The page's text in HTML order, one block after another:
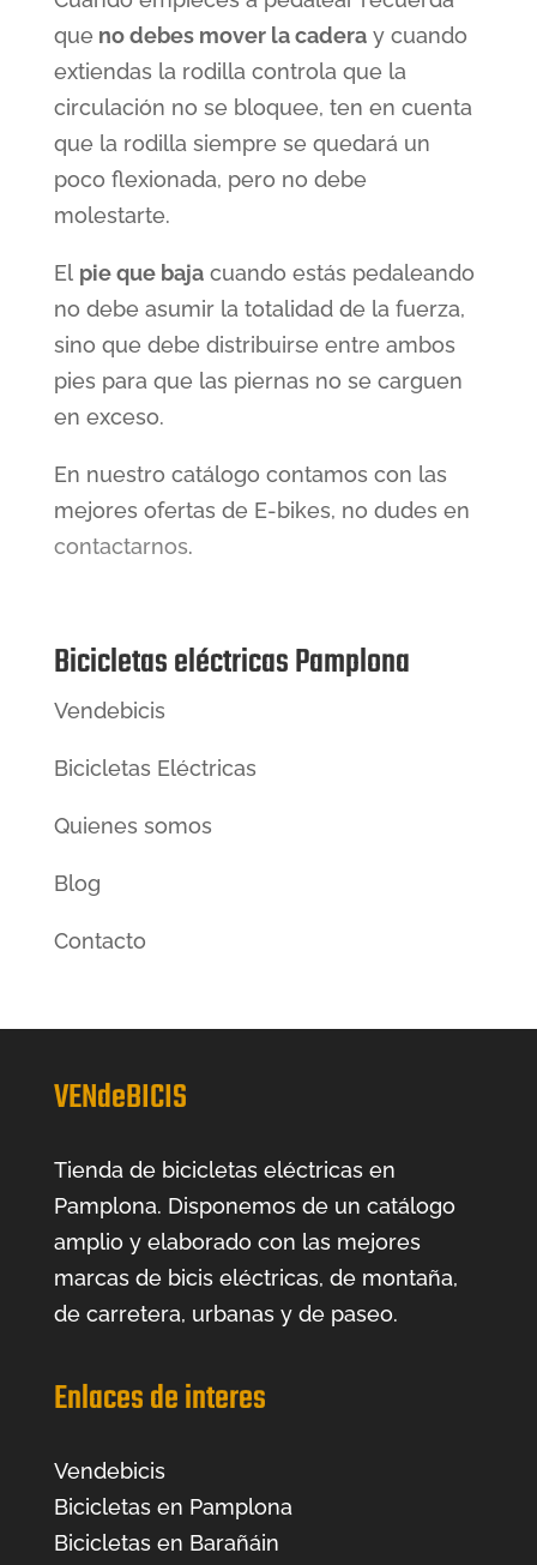
que no debes mover la caderay cuando
extiendas la rodilla controla que la
circulación no se bloquee, ten en cuenta
que la rodilla siempre se quedará un
poco flexionada, pero no debe
molestarte.
El pie que bajacuando estás pedaleando
no debe asumir la totalidad de la fuerza,
sino que debe distribuirse entre ambos
pies para que las piernas no se carguen
en exceso.
En nuestro catálogo contamos con las
mejores ofertas de E-bikes, no dudes en
contactarnos.
Bicicletas eléctricas Pamplona
Vendebicis
Bicicletas Eléctricas
Quienes somos
Blog
Contacto
VENdeBICIS
Tienda de bicicletas eléctricas en
Pamplona. Disponemos de un catálogo
amplio y elaborado con las mejores
marcas de bicis eléctricas, de montaña,
de carretera, urbanas y de paseo.
Enlaces de interes
Vendebicis
Bicicletas en Pamplona
Bicicletas en Barañáin